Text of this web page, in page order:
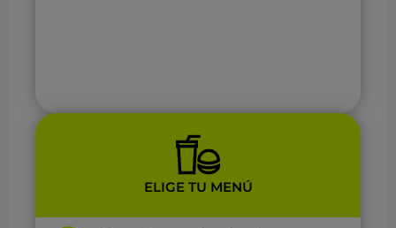
ELIGE TU MENÚ